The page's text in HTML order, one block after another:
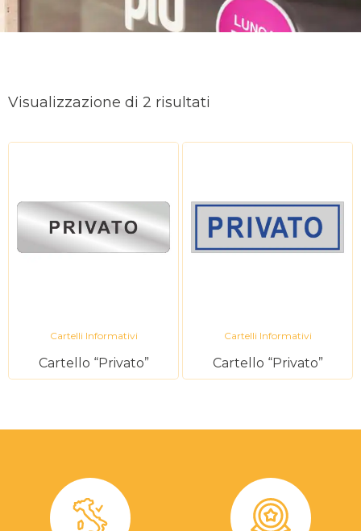
Visualizzazione di 2 risultati
più
Cartelli Informativi
Cartello “Privato”
Cartelli Informativi
Cartello “Privato”